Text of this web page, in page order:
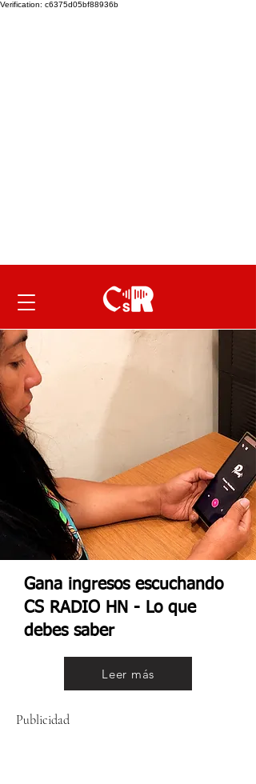
Verification: c6375d05bf88936b
Gana ingresos escuchando
CS RADIO HN - Lo que
debes saber
Leer más
Publicidad